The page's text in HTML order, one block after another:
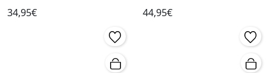
34,95€ 44,95€